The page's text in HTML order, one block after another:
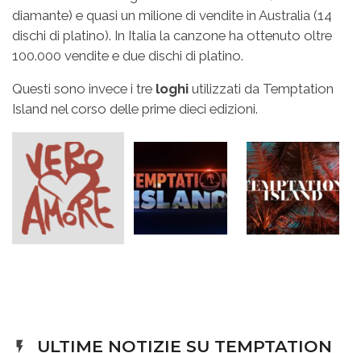
diamante) e quasi un milione di vendite in Australia (14
dischi di platino). In Italia la canzone ha ottenuto oltre
100.000 vendite e due dischi di platino.
Questi sono invece i tre loghi utilizzati da Temptation
Island nel corso delle prime dieci edizioni.
ULTIME NOTIZIE SU TEMPTATION